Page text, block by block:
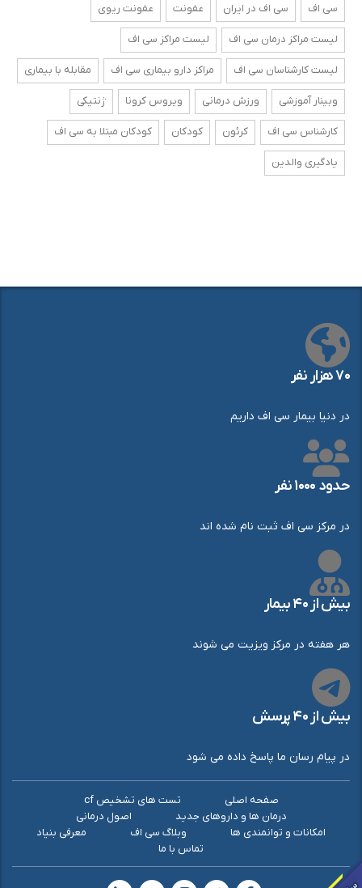
سی اف سی اف در ایران عفونت عفونت ریوی
لیست مراکز درمان سی اف لیست مراکز سی اف
لیست کارشناسان سی اف مراکز دارو بیماری سی اف مقابله با بیماری
وبینار آموزشی ورزش درمانی ویروس کرونا ژنتیکی
کارشناس سی اف کرئون کودکان کودکان مبتلا به سی اف
یادگیری والدین
۷۰ هزار نفر
در دنیا بیمار سی اف داریم
حدود ۱۰۰۰ نفر
در مرکز سی اف ثبت نام شده اند
بیش از ۴۰ بیمار
هر هفته در مرکز ویزیت می شوند
بیش از ۴۰ پرسش
در پیام رسان ما پاسخ داده می شود
صفحه اصلی
تست های تشخیص cf
درمان ها و داروهای جدید
اصول درمانی
امکانات و توانمندی ها
وبلاگ سی اف
معرفی بنیاد
تماس با ما